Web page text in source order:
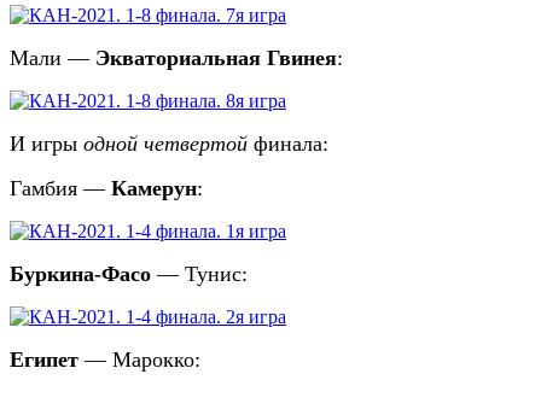
Мали — Экваториальная Гвинея:
И игры одной четвертой финала:
Гамбия — Камерун:
Буркина-Фасо— Тунис:
Египет— Марокко: